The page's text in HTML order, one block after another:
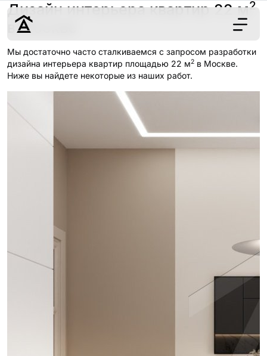
Дизайн
Ремонт
Цены
Наши работы
О нас
Контакты
Дизайн интерьера квартир 22 м2
в Москве
Мы достаточно часто сталкиваемся с запросом разработки
дизайна интерьера квартир площадью 22 м2 в Москве.
Ниже вы найдете некоторые из наших работ.